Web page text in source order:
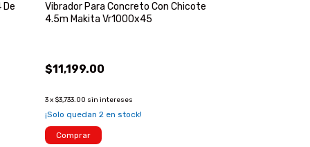
De
Vibrador Para Concreto Con Chicote
4.5m Makita Vr1000x45
$11,199.00
3x $3,733.00 sin intereses
¡Solo quedan 2 en stock!
Comprar